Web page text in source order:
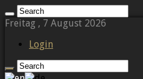
Freitag , 7 August 2026
Login